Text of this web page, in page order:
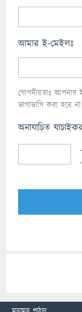
আমার ই-মেইলঃ
গোপনীয়তাঃ আপনার
ভাগাভাগি করা হবে
অনাযাচিত